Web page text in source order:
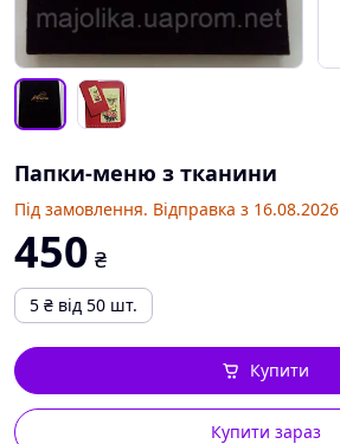
Папки-меню з тканини
Під замовлення. Відправка з 16.08.2026
450 ₴
5 ₴ від 50 шт.
Купити зараз
Купити